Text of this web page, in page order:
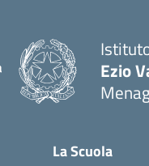
Ezio
La Scuola